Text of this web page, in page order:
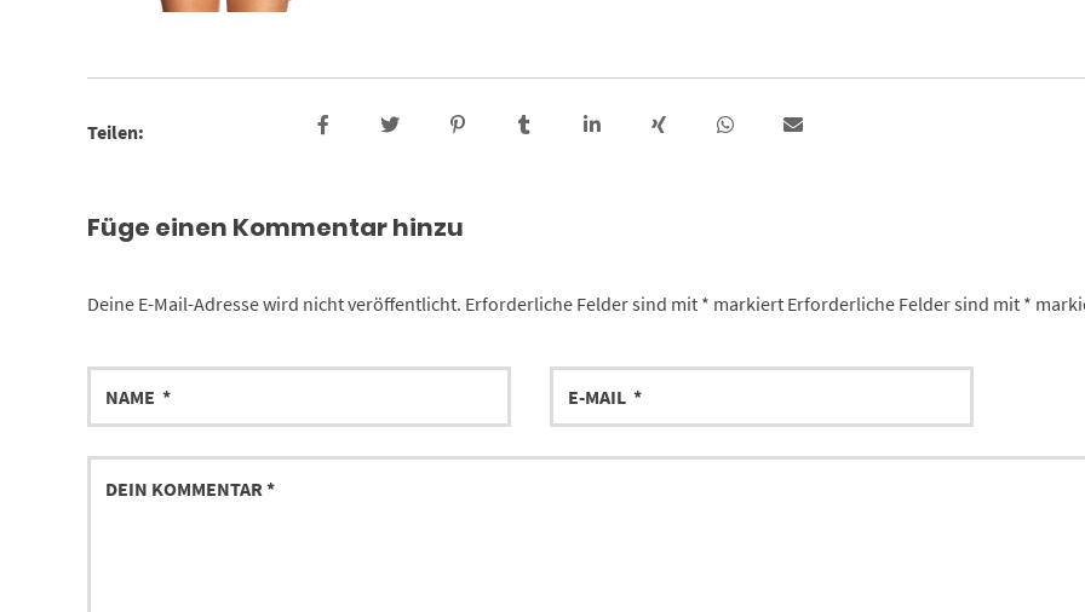
Teilen:
Füge einen Kommentar hinzu
Deine E-Mail-Adresse wird nicht veröffentlicht. Erforderliche Felder sind mit * markiertErforderliche Felder sind mit *